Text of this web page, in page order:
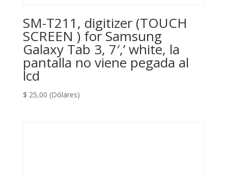
SM-T211, digitizer (TOUCH
SCREEN ) for Samsung
Galaxy Tab 3, 7′,’ white, la
pantalla no viene pegada al
lcd
$ 25,00 (Dólares)